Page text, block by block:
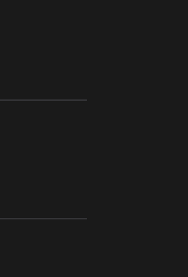
ARTEMIS LETO, ORADEA, 8